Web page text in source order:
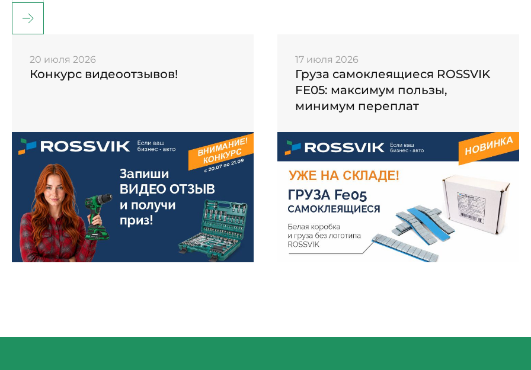
20 июля 2026
Конкурс видеоотзывов!
17 июля 2026
Груза самоклеящиеся ROSSVIK
FE05: максимум пользы,
минимум переплат